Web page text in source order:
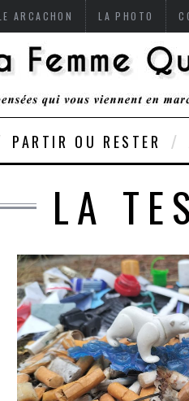
ARCACHON LA PHOTO
PARTIR OU RESTER
LA